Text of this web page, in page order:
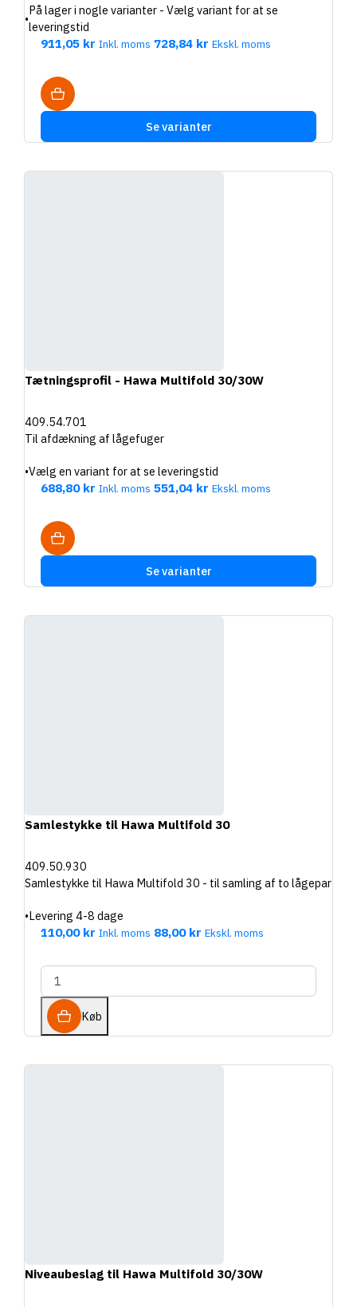
•
På lager i nogle varianter - Vælg variant for at se
leveringstid
911,05 kr Inkl. moms 728,84 kr Ekskl. moms
Se varianter
Tætningsprofil - Hawa Multifold 30/30W
409.54.701
Til afdækning af lågefuger
•Vælg en variant for at se leveringstid
688,80 kr Inkl. moms 551,04 kr Ekskl. moms
Se varianter
Samlestykke til Hawa Multifold 30
409.50.930
Samlestykke til Hawa Multifold 30 - til samling af to lågepar
•Levering 4-8 dage
110,00 kr Inkl. moms 88,00 kr Ekskl. moms
Køb
Niveaubeslag til Hawa Multifold 30/30W